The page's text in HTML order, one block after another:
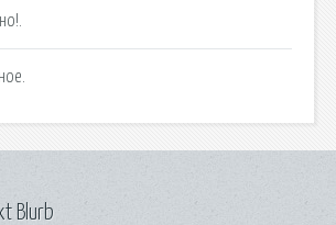
Blurb